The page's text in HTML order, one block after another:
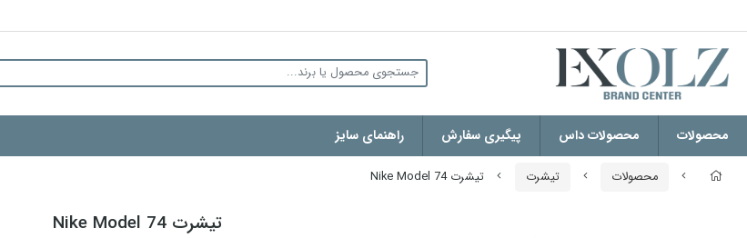
محصولات محصولات داس پیگیری سفارش راهنمای سایز
محصولات تیشرت تیشرت Nike Model 74
تیشرت Nike Model 74